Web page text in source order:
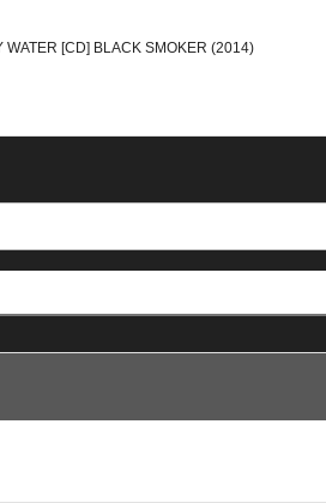
WATER [CD] BLACK SMOKER (2014)